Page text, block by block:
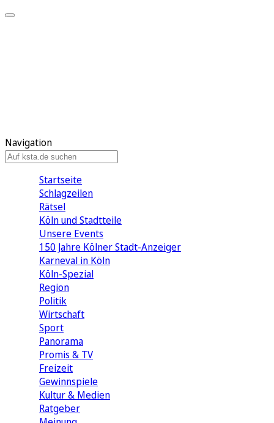
Navigation
Startseite
Schlagzeilen
Rätsel
Köln und Stadtteile
Unsere Events
150 Jahre Kölner Stadt-Anzeiger
Karneval in Köln
Köln-Spezial
Region
Politik
Wirtschaft
Sport
Panorama
Promis & TV
Freizeit
Gewinnspiele
Kultur & Medien
Ratgeber